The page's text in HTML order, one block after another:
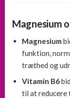
Magnesium
Magnesium
funktion,
træthed og
Vitamin B6
til at